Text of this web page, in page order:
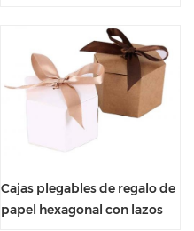
Cajas plegables de regalo de
papel hexagonal con lazos